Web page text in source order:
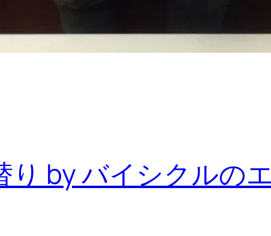
り by バイシクルの